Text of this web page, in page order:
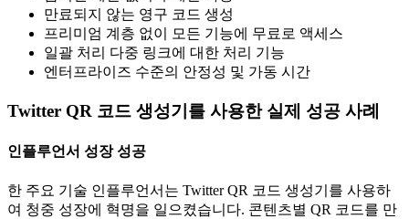
만료되지 않는 영구 코드 생성
프리미엄 계층 없이 모든 기능에 무료로 액세스
일괄 처리 다중 링크에 대한 처리 기능
엔터프라이즈 수준의 안정성 및 가동 시간
Twitter QR 코드 생성기를 사용한 실제 성공 사례
인플루언서 성장 성공
한 주요 기술 인플루언서는 Twitter QR 코드 생성기를 사용하
여 청중 성장에 혁명을 일으켰습니다. 콘텐츠별 QR 코드를 만